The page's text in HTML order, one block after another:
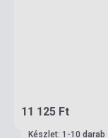
11 125 Ft
Készlet: 1-10 darab